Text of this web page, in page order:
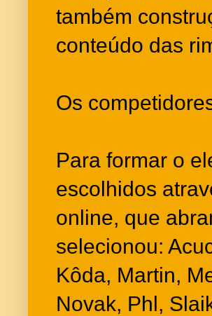
também
conteúdo das
Os
Para formar o
escolhidos
online, que
selecionou:
Kôda, Martin,
Novak, Phl,